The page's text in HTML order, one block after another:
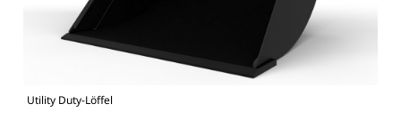
Utility Duty-Löffel